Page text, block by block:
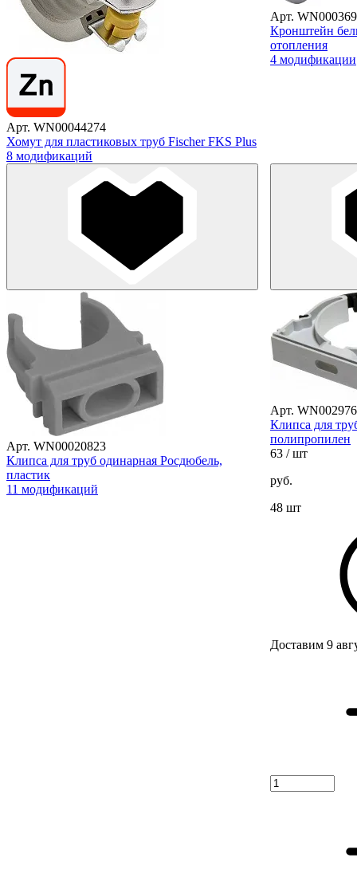
Арт. WN00044274
Хомут для пластиковых труб Fischer FKS Plus
8 модификаций
Арт.
Кронштейн
отопления
4 модификации
Арт. WN00020823
Клипса для труб одинарная Росдюбель,
пластик
11 модификаций
Арт.
Клипса для
полипропилен
63 / шт
руб.
48 шт
Доставим 9